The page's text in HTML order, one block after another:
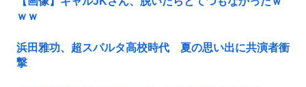
ｗｗ
浜田雅功、超スパルタ高校時代 夏の思い出に共演者衝
撃